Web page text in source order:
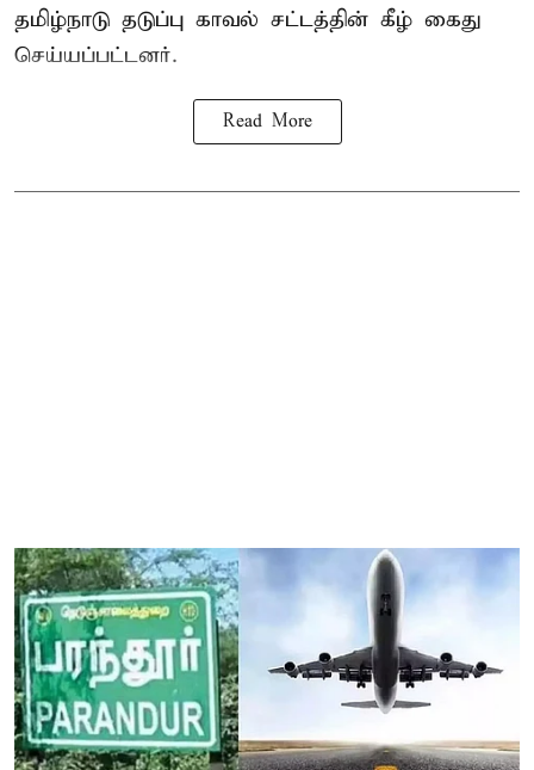
தமிழ்நாடு தடுப்பு காவல் சட்டத்தின் கீழ் கைது
செய்யப்பட்டனர்.
Read More